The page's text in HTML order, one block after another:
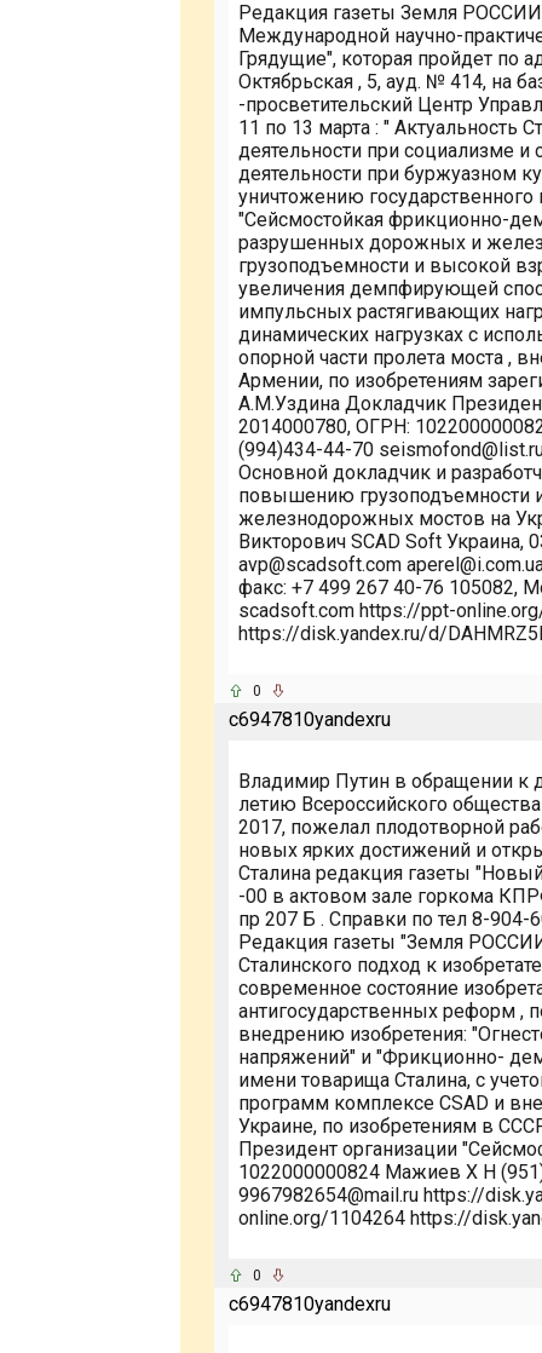
Редакция газеты Земля РОССИИ
Международной научно-
Грядущие", которая пройдет по
Октябрьская , 5, ауд. № 414, на
-просветительский Центр
11 по 13 марта : " Актуальность
деятельности при социализме и
деятельности при буржуазном
уничтожению
"Сейсмостойкая фрикционно-
разрушенных дорожных и
грузоподъемности и высокой
увеличения демпфирующей
импульсных растягивающих
динамических нагрузках с
опорной части пролета моста ,
Армении, по изобретениям
А.М.Уздина Докладчик
2014000780, ОГРН:
(994)434-44-70
Основной докладчик и
повышению грузоподъемности
железнодорожных мостов на
Викторович SCAD Soft Украина,
avp@scadsoft.com
факс: +7 499 267 40-76 105082,
scadsoft.com https://ppt-
https://disk.yandex.ru/d/
0
c6947810yandexru
Владимир Путин в обращении к
летию Всероссийского
2017, пожелал плодотворной
новых ярких достижений и
Сталина редакция газеты
-00 в актовом зале горкома
пр 207 Б . Справки по тел 8-904-
Редакция газеты "Земля
Сталинского подход к
современное состояние
антигосударственных реформ ,
внедрению изобретения:
напряжений" и "Фрикционно-
имени товарища Сталина, с
программ комплексе CSAD и
Украине, по изобретениям в
Президент организации
1022000000824 Мажиев Х Н
9967982654@mail.ru https://
online.org/1104264 https://
0
c6947810yandexru